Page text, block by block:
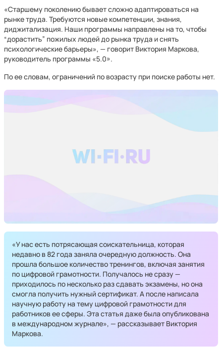
«Старшему поколению бывает сложно адаптироваться на
рынке труда. Требуются новые компетенции, знания,
диджитализация. Наши программы направлены на то, чтобы
“дорастить” пожилых людей до рынка труда и снять
психологические барьеры», — говорит Виктория Маркова,
руководитель программы «5.0».
По ее словам, ограничений по возрасту при поиске работы нет.
«У нас есть потрясающая соискательница, которая
недавно в 82 года заняла очередную должность. Она
прошла большое количество тренингов, включая занятия
по цифровой грамотности. Получалось не сразу —
приходилось по несколько раз сдавать экзамены, но она
смогла получить нужный сертификат. А после написала
научную работу на тему цифровой грамотности для
работников ее сферы. Эта статья даже была опубликована
в международном журнале», — рассказывает Виктория
Маркова.